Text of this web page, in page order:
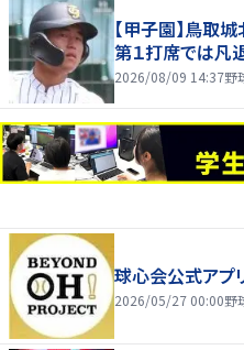
【甲子園】鳥取
第１打席では
2026/08/09 14:37野
球心会公式アプ
2026/05/27 00:00野